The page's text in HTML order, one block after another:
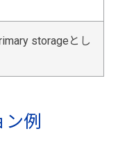
storageとし
例